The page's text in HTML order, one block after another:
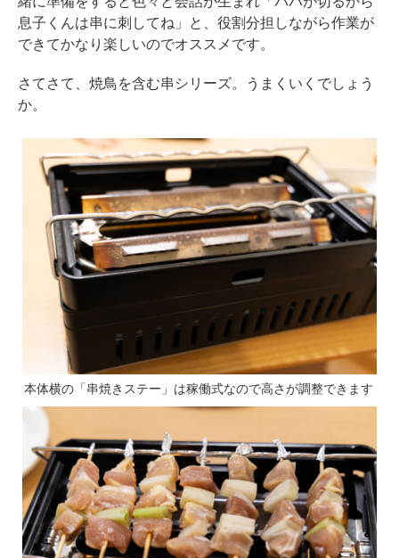
息子くんは串に刺してね」と、役割分担しながら作業が
できてかなり楽しいのでオススメです。
さてさて、焼鳥を含む串シリーズ。うまくいくでしょう
か。
本体横の「串焼きステー」は稼働式なので高さが調整できます